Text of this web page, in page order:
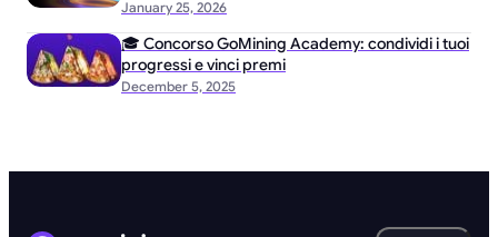
January 25, 2026
December 5, 2025
🎓 Concorso GoMining Academy: condividi i tuoi
progressi e vinci premi